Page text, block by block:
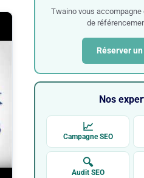
Twaino vous
de
Réserver un
Nos
📈
Campagne SEO
🔍
Audit SEO